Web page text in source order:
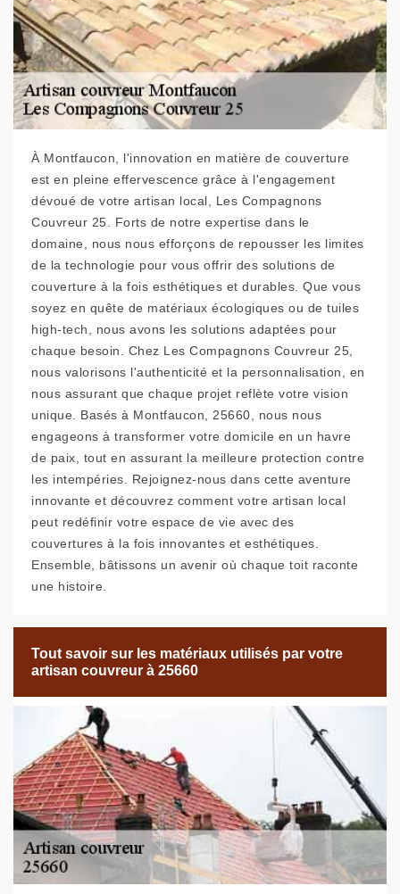
À Montfaucon, l'innovation en matière de couverture
est en pleine effervescence grâce à l'engagement
dévoué de votre artisan local, Les Compagnons
Couvreur 25. Forts de notre expertise dans le
domaine, nous nous efforçons de repousser les limites
de la technologie pour vous offrir des solutions de
couverture à la fois esthétiques et durables. Que vous
soyez en quête de matériaux écologiques ou de tuiles
high-tech, nous avons les solutions adaptées pour
chaque besoin. Chez Les Compagnons Couvreur 25,
nous valorisons l'authenticité et la personnalisation, en
nous assurant que chaque projet reflète votre vision
unique. Basés à Montfaucon, 25660, nous nous
engageons à transformer votre domicile en un havre
de paix, tout en assurant la meilleure protection contre
les intempéries. Rejoignez-nous dans cette aventure
innovante et découvrez comment votre artisan local
peut redéfinir votre espace de vie avec des
couvertures à la fois innovantes et esthétiques.
Ensemble, bâtissons un avenir où chaque toit raconte
une histoire.
Tout savoir sur les matériaux utilisés par votre
artisan couvreur à 25660